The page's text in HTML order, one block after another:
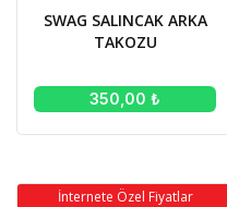
SWAG SALINCAK ARKA
TAKOZU
350,00 ₺
İnternete Özel Fiyatlar